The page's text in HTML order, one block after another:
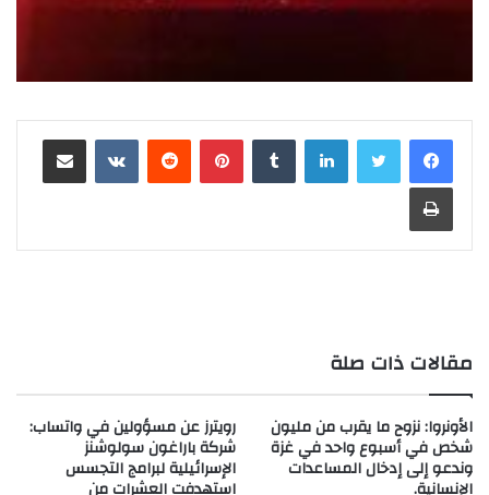
لينكدإن بينتيريست
مقالات ذات صلة
الأونروا: نزوح ما يقرب من مليون
شخص في أسبوع واحد في غزة
وندعو إلى إدخال المساعدات
رويترز عن مسؤولين في واتساب:
شركة باراغون سولوشنز
الإسرائيلية لبرامج التجسس